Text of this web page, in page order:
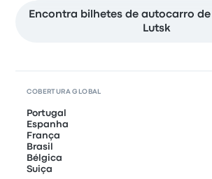
Encontra bilhetes de autocarro
Lutsk
COBERTURA GLOBAL
Portugal
Espanha
França
Brasil
Bélgica
Suiça